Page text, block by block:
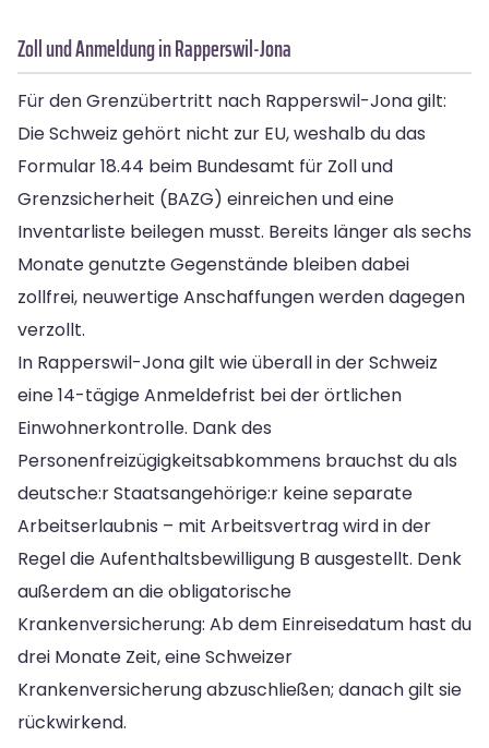
Zoll und Anmeldung in Rapperswil-Jona
Für den Grenzübertritt nach Rapperswil-Jona gilt:
Die Schweiz gehört nicht zur EU, weshalb du das
Formular 18.44 beim Bundesamt für Zoll und
Grenzsicherheit (BAZG) einreichen und eine
Inventarliste beilegen musst. Bereits länger als sechs
Monate genutzte Gegenstände bleiben dabei
zollfrei, neuwertige Anschaffungen werden dagegen
verzollt.
In Rapperswil-Jona gilt wie überall in der Schweiz
eine 14-tägige Anmeldefrist bei der örtlichen
Einwohnerkontrolle. Dank des
Personenfreizügigkeitsabkommens brauchst du als
deutsche:r Staatsangehörige:r keine separate
Arbeitserlaubnis – mit Arbeitsvertrag wird in der
Regel die Aufenthaltsbewilligung B ausgestellt. Denk
außerdem an die obligatorische
Krankenversicherung: Ab dem Einreisedatum hast du
drei Monate Zeit, eine Schweizer
Krankenversicherung abzuschließen; danach gilt sie
rückwirkend.